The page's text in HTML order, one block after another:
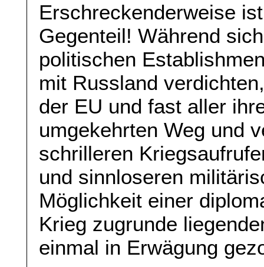
Erschreckenderweise
Gegenteil! Während
politischen
mit Russland
der EU und fast aller
umgekehrten Weg und
schrilleren
und sinnloseren
Möglichkeit einer
Krieg zugrunde
einmal in Erwägung